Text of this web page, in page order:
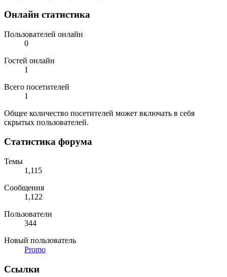
Онлайн статистика
Пользователей онлайн
0
Гостей онлайн
1
Всего посетителей
1
Общее количество посетителей может включать в себя
скрытых пользователей.
Статистика форума
Темы
1,115
Сообщения
1,122
Пользователи
344
Новый пользователь
Promo
Ссылки